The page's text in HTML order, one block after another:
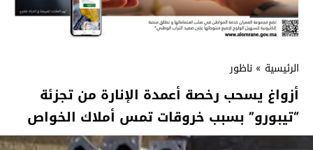
الرئيسية » ناظور
أزواغ يسحب رخصة أعمدة الإنارة من تجزئة
“تيبورو” بسبب خروقات تمس أملاك الخواص